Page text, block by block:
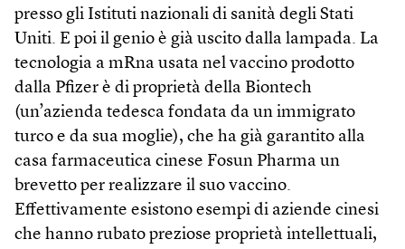
presso gli Istituti nazionali di sanità degli Stati
Uniti. E poi il genio è già uscito dalla lampada. La
tecnologia a mRna usata nel vaccino prodotto
dalla Pfizer è di proprietà della Biontech
(un’azienda tedesca fondata da un immigrato
turco e da sua moglie), che ha già garantito alla
casa farmaceutica cinese Fosun Pharma un
brevetto per realizzare il suo vaccino.
Effettivamente esistono esempi di aziende cinesi
che hanno rubato preziose proprietà intellettuali,